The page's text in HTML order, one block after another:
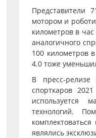
Представители
мотором и
километров в
аналогичного
100 километров
4.0 тоже
В пресс-
спорткаров
используется
технологий.
являлись